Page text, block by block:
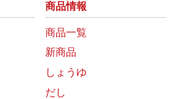
商品情報
商品一覧
新商品
しょうゆ
だし